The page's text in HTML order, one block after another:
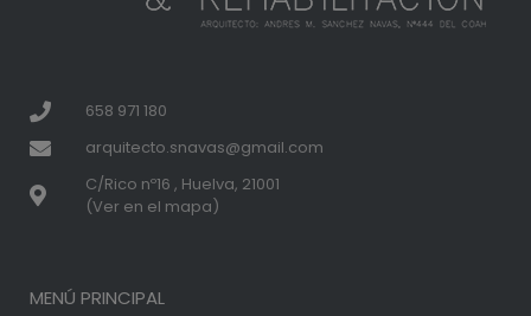
658 971 180
arquitecto.snavas@gmail.com
C/Rico nº16 , Huelva, 21001
(Ver en el mapa)
MENÚ PRINCIPAL